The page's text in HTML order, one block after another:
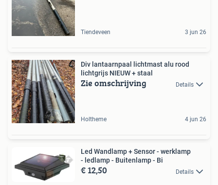
Tiendeveen 3 jun 26
Div lantaarnpaal lichtmast alu rood
lichtgrijs NIEUW + staal
Zie omschrijving Details
Holtheme 4 jun 26
Led Wandlamp + Sensor - werklamp
- ledlamp - Buitenlamp - Bi
€ 12,50 Details